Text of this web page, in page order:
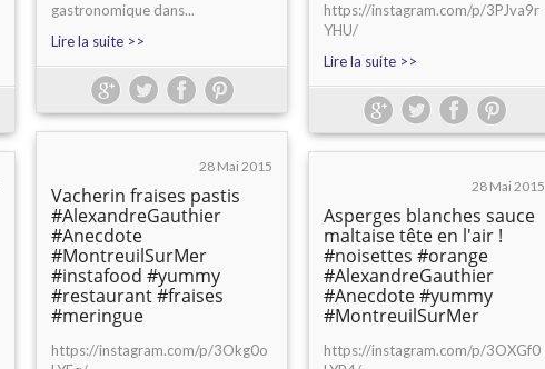
gastronomique dans...
Lire la suite >>
https://instagram.com/p/3PJva9r
YHU/
Lire la suite >>
28 Mai 2015
Vacherin fraises pastis
#AlexandreGauthier
#Anecdote
#MontreuilSurMer
#instafood #yummy
#restaurant #fraises
#meringue
https://instagram.com/p/3Okg0o
28 Mai 2015
Asperges blanches sauce
maltaise tête en l'air !
#noisettes #orange
#AlexandreGauthier
#Anecdote #yummy
#MontreuilSurMer
https://instagram.com/p/3OXGf0